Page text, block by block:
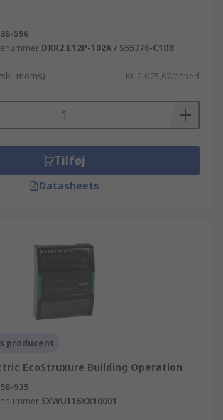
596
DXR2.E12P-102A / S55376-C108
moms) Kr. 2.675,67/enhed
Tilføj
Datasheets
producent
EcoStruxure Building Operation
935
SXWUI16XX10001